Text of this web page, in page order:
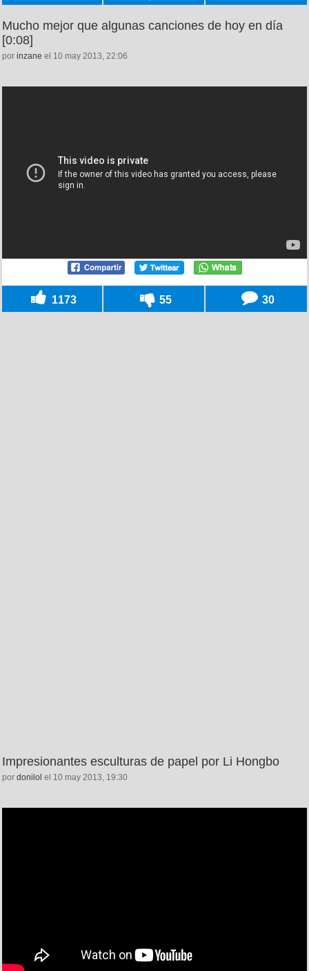
Mucho mejor que algunas canciones de hoy en día
[0:08]
por inzane el 10 may 2013, 22:06
1173 55 30
Impresionantes esculturas de papel por Li Hongbo
por donilol el 10 may 2013, 19:30